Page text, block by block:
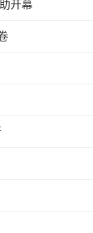
开幕